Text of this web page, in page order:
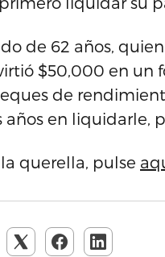
de 62 años,
$50,000 en un
de
años en liquidarle,
querella, pulse